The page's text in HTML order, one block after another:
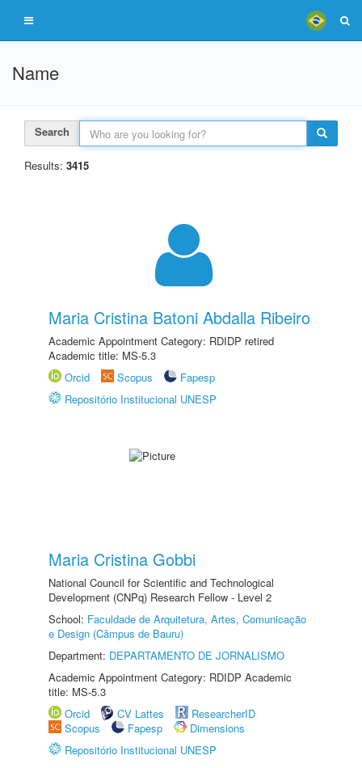
Name
Search
Results: 3415
Maria Cristina Batoni Abdalla Ribeiro
Academic Appointment Category: RDIDP retired
Academic title: MS-5.3
Orcid
Scopus
Fapesp
Repositório Institucional UNESP
Maria Cristina Gobbi
National Council for Scientific and Technological
Development (CNPq) Research Fellow - Level 2
School: Faculdade de Arquitetura, Artes, Comunicação
e Design (Câmpus de Bauru)
Department: DEPARTAMENTO DE JORNALISMO
Academic Appointment Category: RDIDP Academic
title: MS-5.3
Orcid
CV Lattes
ResearcherID
Scopus
Fapesp
Dimensions
Repositório Institucional UNESP